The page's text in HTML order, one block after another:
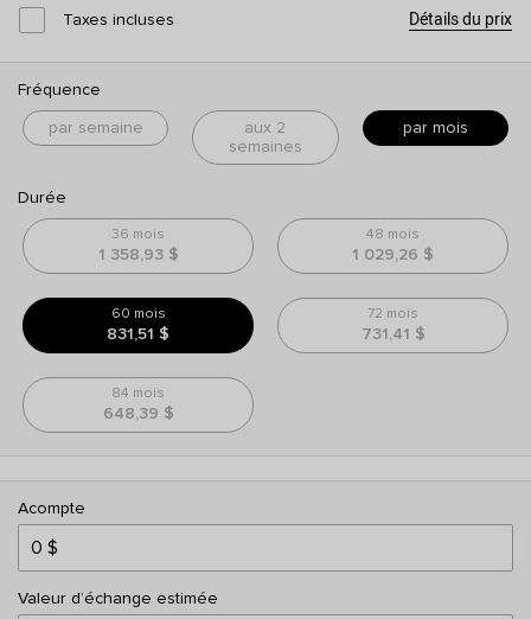
Taxes incluses Détails du prix
Fréquence
par semaine
aux 2
semaines
par mois
Durée
36 mois
1 358,93 $
48 mois
1 029,26 $
60 mois
831,51 $
72 mois
731,41 $
84 mois
648,39 $
Acompte
Valeur d’échange estimée